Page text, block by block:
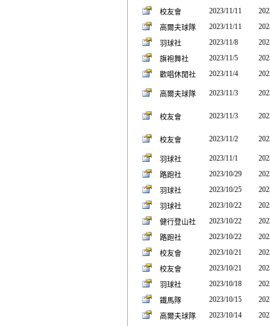
校友會
2023/11/11
高爾夫球隊
2023/11/11
羽球社
2023/11/8
旗袍舞社
2023/11/5
歡唱休閒社
2023/11/4
高爾夫球隊 2023/11/3
校友會 2023/11/3
校友會 2023/11/2
羽球社 2023/11/1
路跑社
2023/10/29
羽球社
2023/10/25
羽球社
2023/10/22
健行登山社
2023/10/22
路跑社
2023/10/22
校友會
2023/10/21
校友會
2023/10/21
羽球社
2023/10/18
鐵馬隊
2023/10/15
高爾夫球隊
2023/10/14